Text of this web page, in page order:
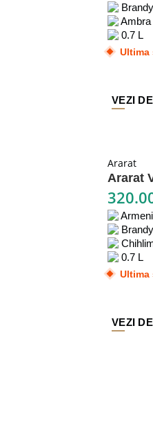
Brandy
Ambra
0.7 L
Ultima
VEZI
Ararat
Ararat
Brandy
0.7 L
Ultima
VEZI